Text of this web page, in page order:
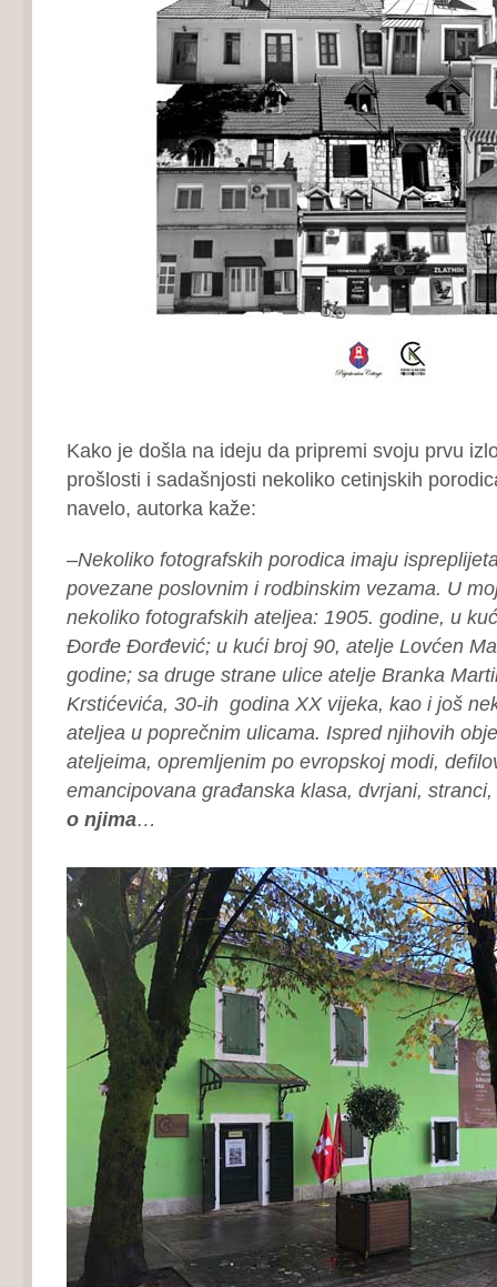
Kako je došla na ideju da pripremi svoju prvu
prošlosti i sadašnjosti nekoliko cetinjskih
navelo, autorka kaže:
–Nekoliko fotografskih porodica imaju
povezane poslovnim i rodbinskim vezama. U
nekoliko fotografskih ateljea: 1905. godine, u
Đorđe Đorđević; u kući broj 90, atelje Lovćen
godine; sa druge strane ulice atelje Branka
Krstićevića, 30-ih godina XX vijeka, kao i još
ateljea u poprečnim ulicama. Ispred njihovih
ateljeima, opremljenim po evropskoj modi,
emancipovana građanska klasa, dvrjani,
o njima…